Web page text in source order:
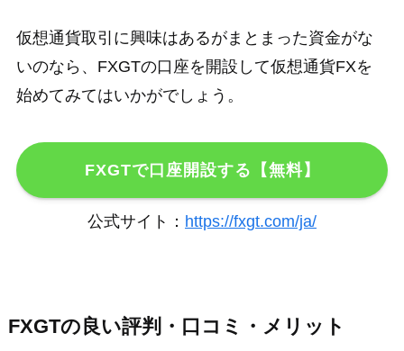
仮想通貨取引に興味はあるがまとまった資金がな
いのなら、FXGTの口座を開設して仮想通貨FXを
始めてみてはいかがでしょう。
FXGTで口座開設する【無料】
公式サイト： https://fxgt.com/ja/
FXGTの良い評判・口コミ・メリット